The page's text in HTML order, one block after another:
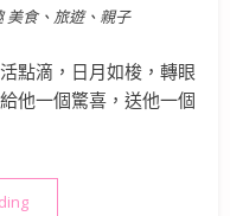
Posted on
食、旅遊、親子
點滴，日月如梭，轉眼
他一個驚喜，送他一個
“TONGYANG KIDS 童漾兒